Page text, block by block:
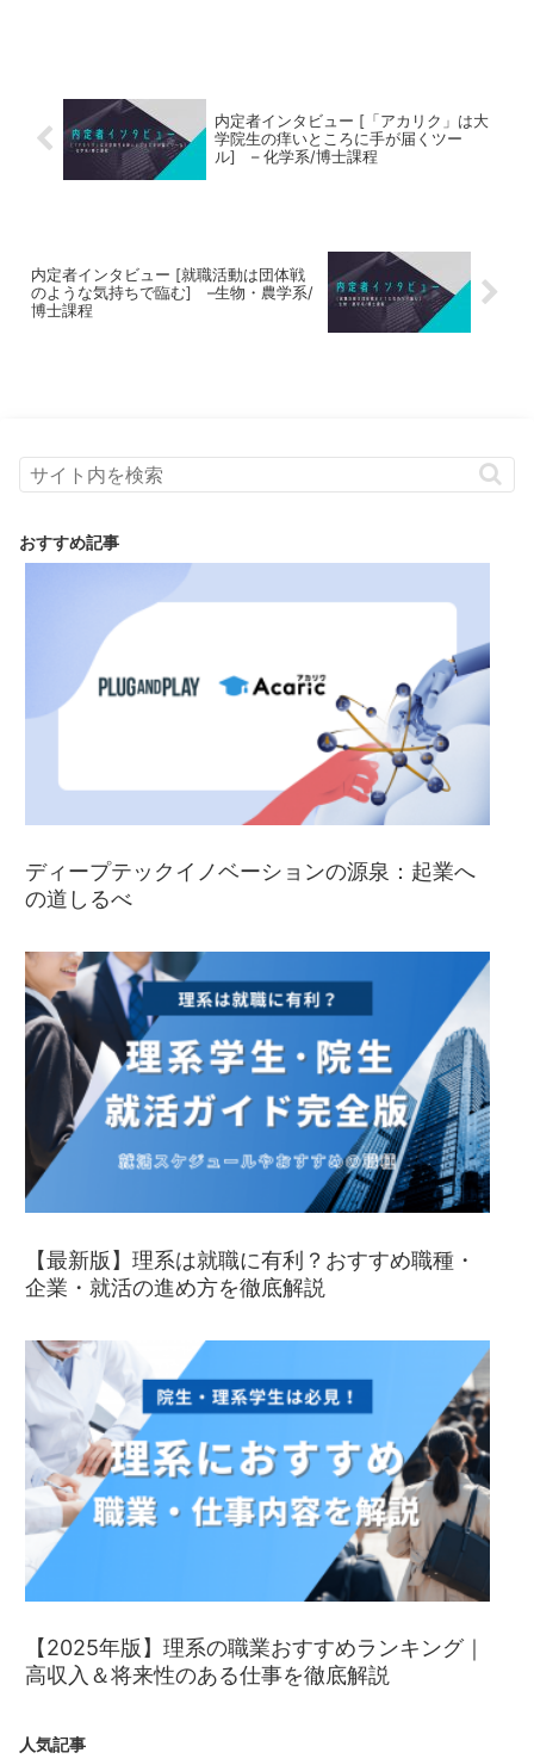
内定者インタビュー [「アカリク」は大
学院生の痒いところに手が届くツー
ル] – 化学系/博士課程
内定者インタビュー [就職活動は団体戦
のような気持ちで臨む] –生物・農学系/
博士課程
おすすめ記事
ディープテックイノベーションの源泉：起業へ
の道しるべ
【最新版】理系は就職に有利？おすすめ職種・
企業・就活の進め方を徹底解説
【2025年版】理系の職業おすすめランキング｜
高収入＆将来性のある仕事を徹底解説
人気記事